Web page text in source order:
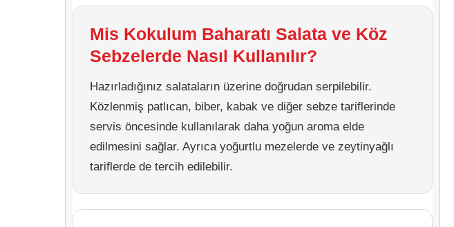
Mis Kokulum Baharatı Salata ve Köz
Sebzelerde Nasıl Kullanılır?
Hazırladığınız salataların üzerine doğrudan serpilebilir.
Közlenmiş patlıcan, biber, kabak ve diğer sebze tariflerinde
servis öncesinde kullanılarak daha yoğun aroma elde
edilmesini sağlar. Ayrıca yoğurtlu mezelerde ve zeytinyağlı
tariflerde de tercih edilebilir.